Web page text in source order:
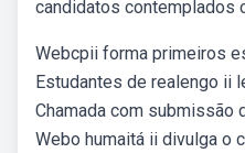
candidatos contemplados
Webcpii forma primeiros
Estudantes de realengo ii
Chamada com
Webo humaitá ii divulga o